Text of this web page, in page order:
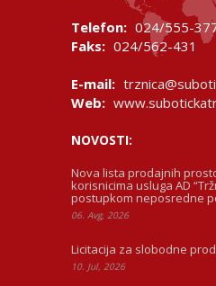
Telefon: 024/555-
Faks: 024/562-431
E-mail:
Web:
NOVOSTI:
Nova lista prodajnih
korisnicima usluga AD
postupkom neposredne
06. Avg, 2026
Licitacija za slobodne
10. Jul, 2026